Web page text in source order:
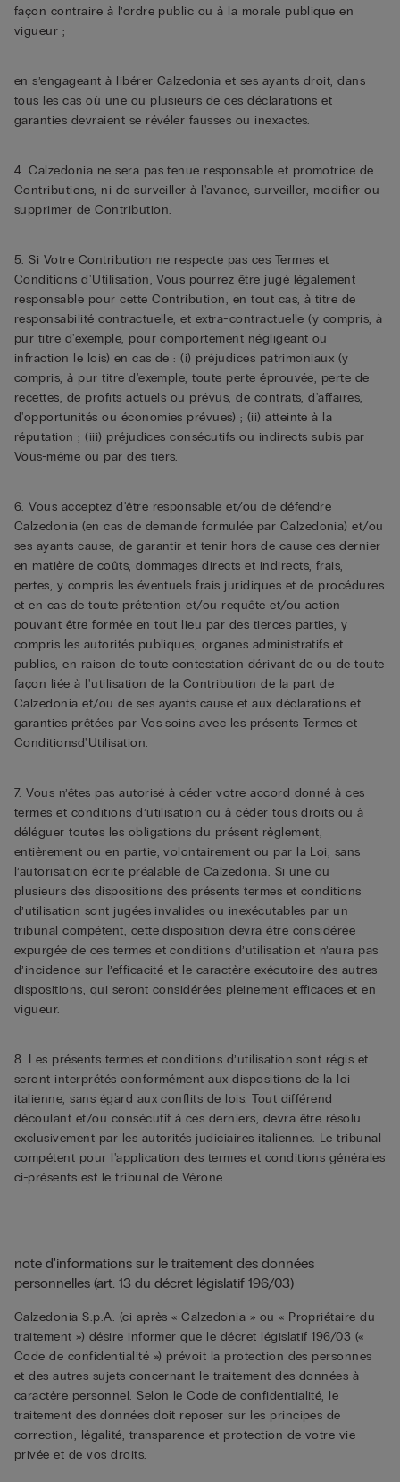
façon contraire à l’ordre public ou à la morale publique en
vigueur ;
en s’engageant à libérer Calzedonia et ses ayants droit, dans
tous les cas où une ou plusieurs de ces déclarations et
garanties devraient se révéler fausses ou inexactes.
4. Calzedonia ne sera pas tenue responsable et promotrice de
Contributions, ni de surveiller à l'avance, surveiller, modifier ou
supprimer de Contribution.
5. Si Votre Contribution ne respecte pas ces Termes et
Conditions d'Utilisation, Vous pourrez être jugé légalement
responsable pour cette Contribution, en tout cas, à titre de
responsabilité contractuelle, et extra-contractuelle (y compris, à
pur titre d'exemple, pour comportement négligeant ou
infraction le lois) en cas de : (i) préjudices patrimoniaux (y
compris, à pur titre d'exemple, toute perte éprouvée, perte de
recettes, de profits actuels ou prévus, de contrats, d'affaires,
d'opportunités ou économies prévues) ; (ii) atteinte à la
réputation ; (iii) préjudices consécutifs ou indirects subis par
Vous-même ou par des tiers.
6. Vous acceptez d'être responsable et/ou de défendre
Calzedonia (en cas de demande formulée par Calzedonia) et/ou
ses ayants cause, de garantir et tenir hors de cause ces dernier
en matière de coûts, dommages directs et indirects, frais,
pertes, y compris les éventuels frais juridiques et de procédures
et en cas de toute prétention et/ou requête et/ou action
pouvant être formée en tout lieu par des tierces parties, y
compris les autorités publiques, organes administratifs et
publics, en raison de toute contestation dérivant de ou de toute
façon liée à l'utilisation de la Contribution de la part de
Calzedonia et/ou de ses ayants cause et aux déclarations et
garanties prêtées par Vos soins avec les présents Termes et
Conditionsd'Utilisation.
7. Vous n’êtes pas autorisé à céder votre accord donné à ces
termes et conditions d’utilisation ou à céder tous droits ou à
déléguer toutes les obligations du présent règlement,
entièrement ou en partie, volontairement ou par la Loi, sans
l’autorisation écrite préalable de Calzedonia. Si une ou
plusieurs des dispositions des présents termes et conditions
d’utilisation sont jugées invalides ou inexécutables par un
tribunal compétent, cette disposition devra être considérée
expurgée de ces termes et conditions d’utilisation et n’aura pas
d’incidence sur l’efficacité et le caractère exécutoire des autres
dispositions, qui seront considérées pleinement efficaces et en
vigueur.
8. Les présents termes et conditions d’utilisation sont régis et
seront interprétés conformément aux dispositions de la loi
italienne, sans égard aux conflits de lois. Tout différend
découlant et/ou consécutif à ces derniers, devra être résolu
exclusivement par les autorités judiciaires italiennes. Le tribunal
compétent pour l'application des termes et conditions générales
ci-présents est le tribunal de Vérone.
note d'informations sur le traitement des données
personnelles (art. 13 du décret législatif 196/03)
Calzedonia S.p.A. (ci-après « Calzedonia » ou « Propriétaire du
traitement ») désire informer que le décret législatif 196/03 («
Code de confidentialité ») prévoit la protection des personnes
et des autres sujets concernant le traitement des données à
caractère personnel. Selon le Code de confidentialité, le
traitement des données doit reposer sur les principes de
correction, légalité, transparence et protection de votre vie
privée et de vos droits.